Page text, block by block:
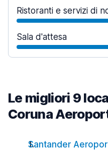
Ristoranti e servizi di
Sala d'attesa
Le migliori 9
Coruna
Santander